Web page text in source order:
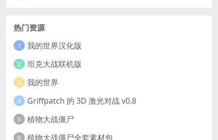
热门资源
1 我的世界汉化版
2 坦克大战联机版
3 我的世界
4 Griffpatch 的 3D 激光对战 v0.8
5 植物大战僵尸
6 植物大战僵尸全套素材包